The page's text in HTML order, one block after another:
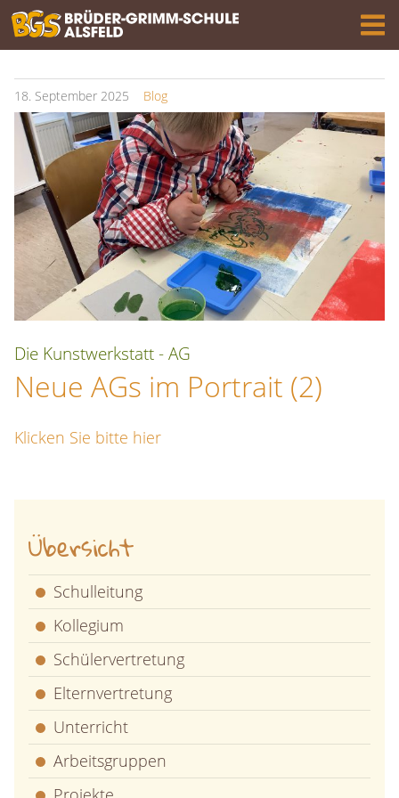
18. September 2025 Blog
Die Kunstwerkstatt - AG
Neue AGs im Portrait (2)
Klicken Sie bitte hier
Übersicht
Schulleitung
Kollegium
Schülervertretung
Elternvertretung
Unterricht
Arbeitsgruppen